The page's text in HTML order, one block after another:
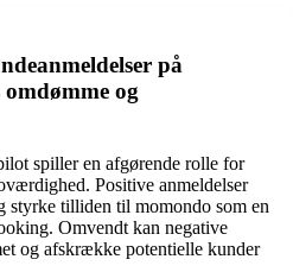
på
og
spiller en afgørende rolle for
Positive anmeldelser
tilliden til momondo som en
Omvendt kan negative
og afskrække potentielle kunder